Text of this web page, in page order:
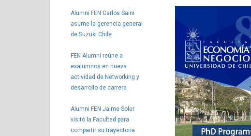
Alumni FEN Carlos Saini
asume la gerencia general
de Suzuki Chile
FEN Alumni reúne a
exalumnos en nueva
actividad de Networking y
desarrollo de carrera
Alumni FEN Jaime Soler
visitó la Facultad para
compartir su trayectoria